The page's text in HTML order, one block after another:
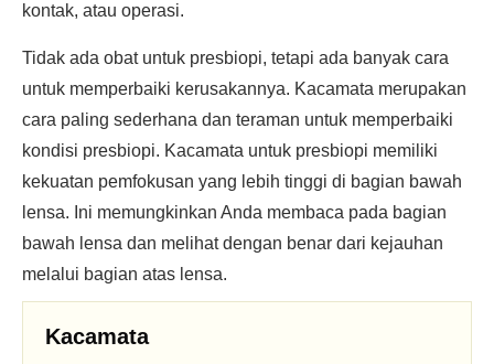
kontak, atau operasi.
Tidak ada obat untuk presbiopi, tetapi ada banyak cara
untuk memperbaiki kerusakannya. Kacamata merupakan
cara paling sederhana dan teraman untuk memperbaiki
kondisi presbiopi. Kacamata untuk presbiopi memiliki
kekuatan pemfokusan yang lebih tinggi di bagian bawah
lensa. Ini memungkinkan Anda membaca pada bagian
bawah lensa dan melihat dengan benar dari kejauhan
melalui bagian atas lensa.
Kacamata